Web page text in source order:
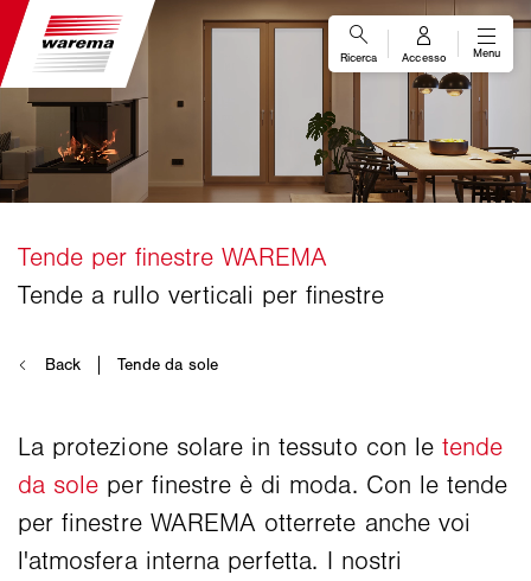
La protezione solare in tessuto con le tende
da sole per finestre è di moda. Con le tende
per finestre WAREMA otterrete anche voi
l'atmosfera interna perfetta. I nostri